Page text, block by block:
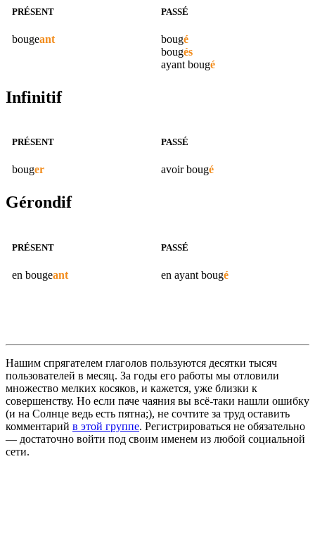
PRÉSENT
bougeant
PASSÉ
bougé
bougés
ayant bougé
Infinitif
PRÉSENT
bouger
PASSÉ
avoirbougé
Gérondif
PRÉSENT
en bougeant
PASSÉ
en ayant bougé
Нашим спрягателем глаголов пользуются десятки тысяч
пользователей в месяц. За годы его работы мы отловили
множество мелких косяков, и кажется, уже близки к
совершенству. Но если паче чаяния вы всё-таки нашли ошибку
(и на Солнце ведь есть пятна;), не сочтите за труд оставить
комментарий в этой группе. Регистрироваться не обязательно
— достаточно войти под своим именем из любой социальной
сети.